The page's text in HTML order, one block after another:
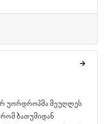
უორდროპმა მეუღლეს
ბათუმიდან